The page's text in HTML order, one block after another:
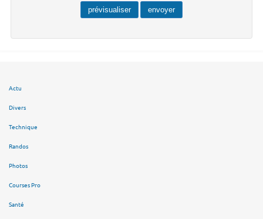
Actu
Divers
Technique
Randos
Photos
Courses Pro
Santé